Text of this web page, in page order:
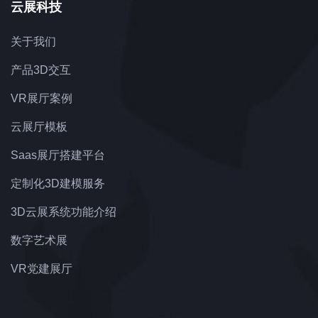
云展科技
关于我们
产品3D交互
VR展厅案例
云展厅模板
Saas展厅搭建平台
定制化3D建模服务
3D云展系统功能介绍
数字艺术展
VR党建展厅